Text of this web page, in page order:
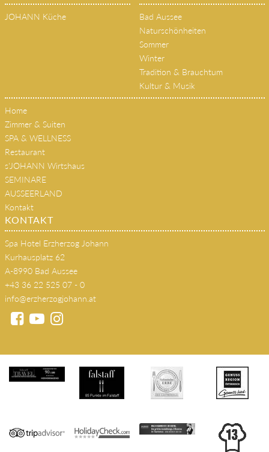
JOHANN Küche
Bad Aussee
Naturschönheiten
Sommer
Winter
Tradition & Brauchtum
Kultur & Musik
Home
Zimmer & Suiten
SPA & WELLNESS
Restaurant
s'JOHANN Wirtshaus
SEMINARE
AUSSEERLAND
Kontakt
KONTAKT
Spa Hotel Erzherzog Johann
Kurhausplatz 62
A-8990 Bad Aussee
+43 36 22 525 07 - 0
info@erzherzogjohann.at